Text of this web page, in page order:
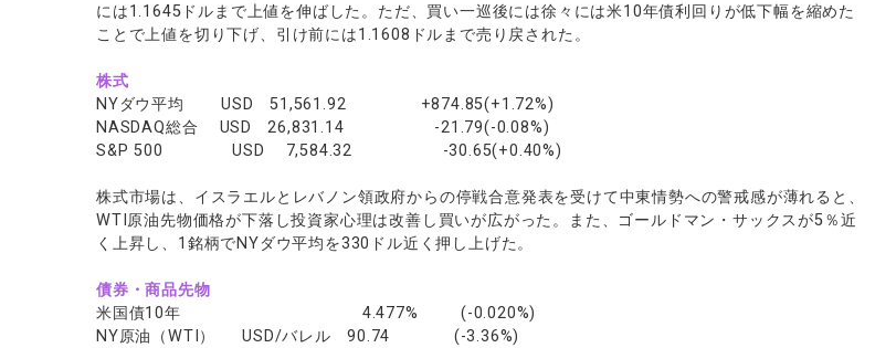
には1.1645ドルまで上値を伸ばした。ただ、買い一巡後には徐々には米10年債利回りが低下幅を縮めた
ことで上値を切り下げ、引け前には1.1608ドルまで売り戻された。
株式
NYダウ平均 USD 51,561.92 +874.85(+1.72%)
NASDAQ総合 USD 26,831.14 -21.79(-0.08%)
S&P 500 USD 7,584.32 -30.65(+0.40%)
株式市場は、イスラエルとレバノン領政府からの停戦合意発表を受けて中東情勢への警戒感が薄れると、
WTI原油先物価格が下落し投資家心理は改善し買いが広がった。また、ゴールドマン・サックスが5％近
く上昇し、1銘柄でNYダウ平均を330ドル近く押し上げた。
債券・商品先物
米国債10年 4.477% (-0.020%)
NY原油（WTI） USD/バレル 90.74 (-3.36%)